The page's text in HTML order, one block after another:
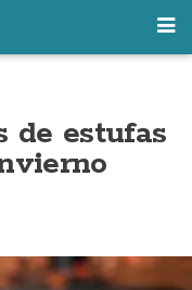
de estufas